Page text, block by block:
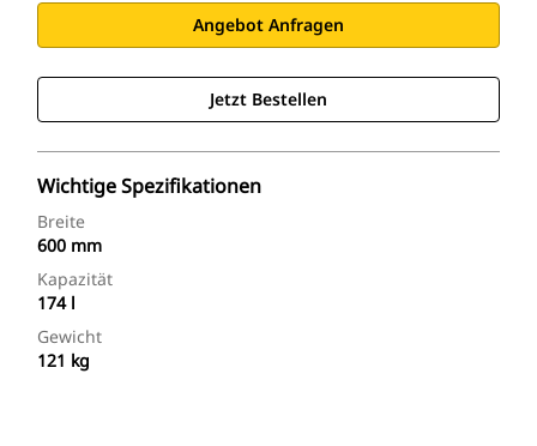
Angebot Anfragen
Jetzt Bestellen
Wichtige Spezifikationen
Breite
600 mm
Kapazität
174 l
Gewicht
121 kg